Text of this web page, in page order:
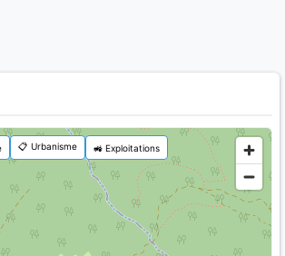
📋 Urbanisme 🚜 Exploitations